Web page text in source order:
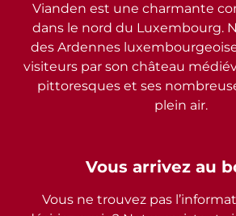
Vous arrivez au
Vous ne trouvez pas
Vianden est une charmante
dans le nord du Luxembourg.
des Ardennes
visiteurs par son château
pittoresques et ses
plein air.